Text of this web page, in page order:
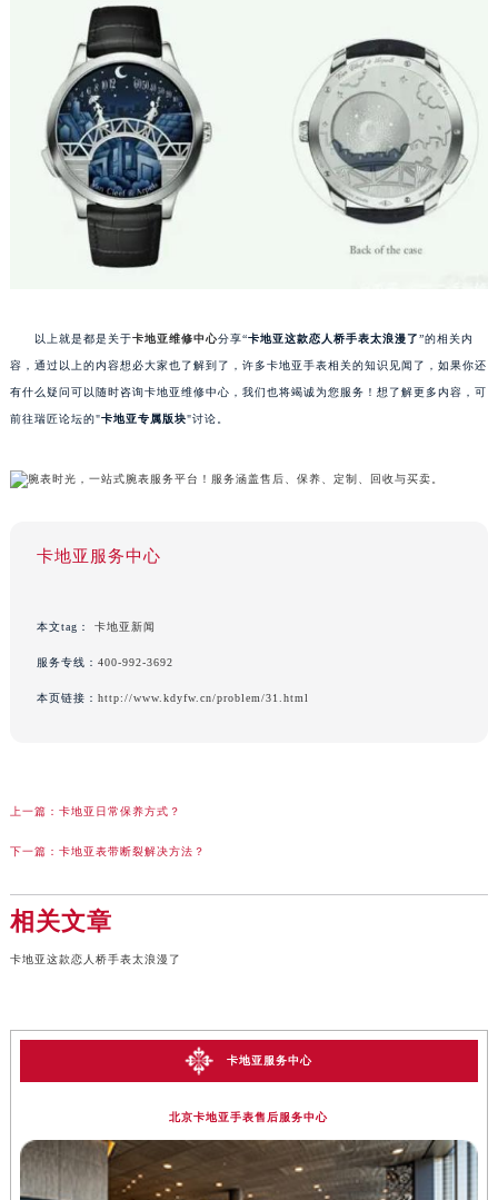
以上就是都是关于卡地亚维修中心分享“卡地亚这款恋人桥手表太浪漫了”的相关内
容，通过以上的内容想必大家也了解到了，许多卡地亚手表相关的知识见闻了，如果你还
有什么疑问可以随时咨询卡地亚维修中心，我们也将竭诚为您服务！想了解更多内容，可
前往瑞匠论坛的"卡地亚专属版块"讨论。
卡地亚服务中心
本文tag： 卡地亚新闻
服务专线： 400-992-3692
本页链接： http://www.kdyfw.cn/problem/31.html
上一篇： 卡地亚日常保养方式？
下一篇： 卡地亚表带断裂解决方法？
相关文章
卡地亚这款恋人桥手表太浪漫了
卡地亚服务中心
北京卡地亚手表售后服务中心